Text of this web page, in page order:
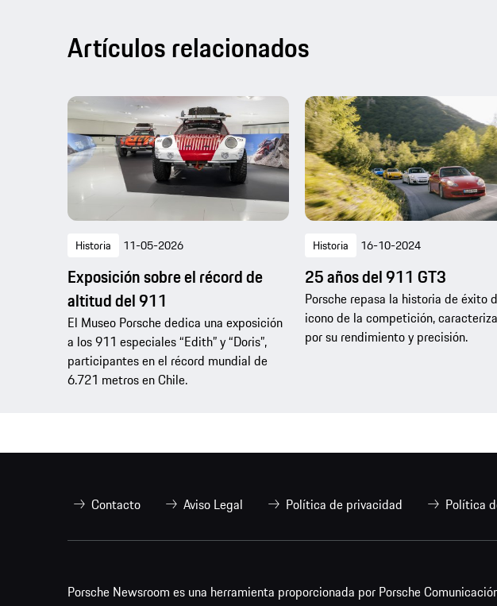
Artículos relacionados
Historia 11-05-2026
Exposición sobre el récord de
altitud del 911
El Museo Porsche dedica una exposición
a los 911 especiales “Edith” y “Doris”,
participantes en el récord mundial de
6.721 metros en Chile.
Historia 16-10-2024
25 años del 911 GT3
Porsche repasa la historia de éxito
icono de la competición,
por su rendimiento y precisión.
Contacto Aviso Legal Política de privacidad Política
Porsche Newsroom es una herramienta proporcionada por Porsche